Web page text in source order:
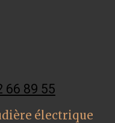
66 89 55
électrique